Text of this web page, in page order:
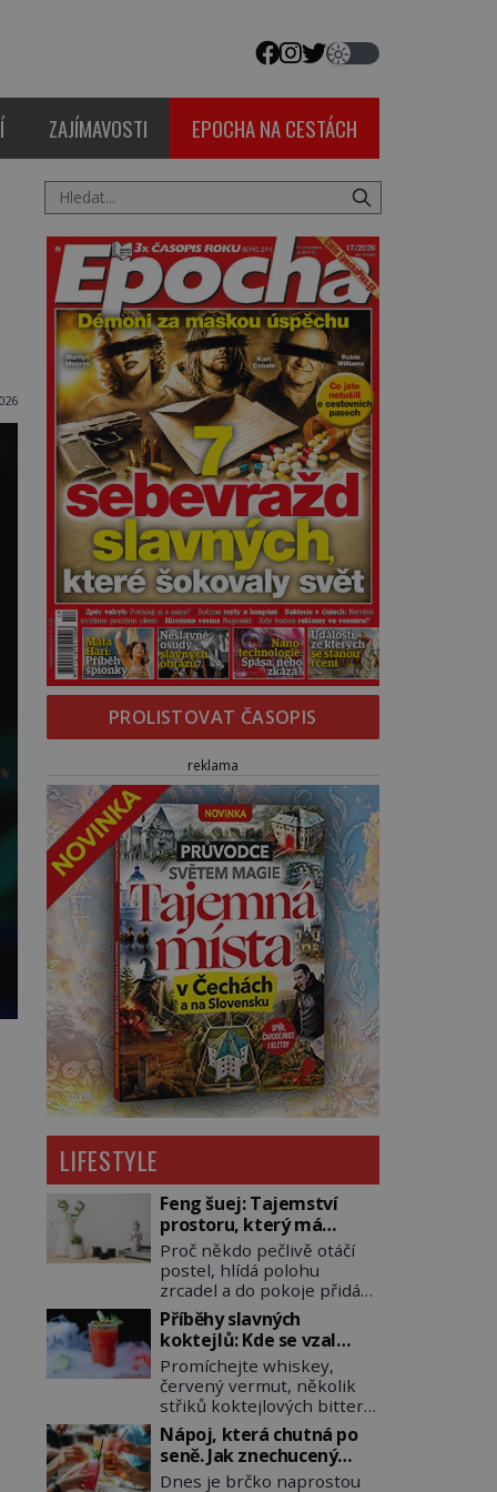
ZAJÍMAVOSTI EPOCHA NA CESTÁCH
PROLISTOVAT ČASOPIS
reklama
LIFESTYLE
Feng šuej: Tajemství
prostoru, který má
přinášet štěstí
Proč někdo pečlivě otáčí
postel, hlídá polohu
zrcadel a do pokoje přidává
rostliny, vodu nebo dřevo?
Feng šuej tvrdí, že domov
není jen soubor zdí a
nábytku. Je to prostor,
kterým proudí energie
čchi a jeho uspořádání
může ovlivňovat, jak se v
něm člověk cítí. Feng šuej
má kořeny ve staré Číně a
Příběhy slavných
koktejlů: Kde se vzal
Manhattan a Bloody
Mary?
Promíchejte whiskey,
červený vermut, několik
střiků koktejlových bitters
a led, sceďte, ozdobte
koktejlovou třešinkou a
tadá… Manhattan je tu! A
pokud to má být skutečně
Nápoj, která chutná po
seně. Jak znechucený
Američan vymyslel brčko
Dnes je brčko naprostou